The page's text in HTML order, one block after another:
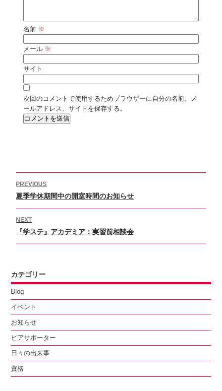
名前 ※
メール ※
サイト
次回のコメントで使用するためブラウザーに自分の名前、メ
ールアドレス、サイトを保存する。
稿
ナ
ビ
ゲ
シ
ョ
PREVIOUS
Previous
post:
夏季学休期間中の開室時間のお知らせ
NEXT
Next
post:
『学ステ』アカデミア：実習前相談会
カテゴリー
Blog
イベント
お知らせ
ピアサポーター
日々の出来事
資格